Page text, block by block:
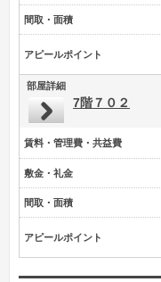
間取・面積
アピールポイント
部屋詳細
7階７０２
賃料・管理費・共益費
敷金・礼金
間取・面積
アピールポイント